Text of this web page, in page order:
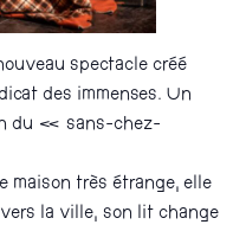
spectacle créé
des immenses. Un
du « sans-chez-
maison très étrange, elle
la ville, son lit change